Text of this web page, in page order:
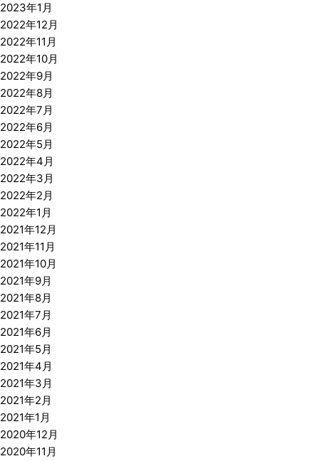
2023年1月
2022年12月
2022年11月
2022年10月
2022年9月
2022年8月
2022年7月
2022年6月
2022年5月
2022年4月
2022年3月
2022年2月
2022年1月
2021年12月
2021年11月
2021年10月
2021年9月
2021年8月
2021年7月
2021年6月
2021年5月
2021年4月
2021年3月
2021年2月
2021年1月
2020年12月
2020年11月